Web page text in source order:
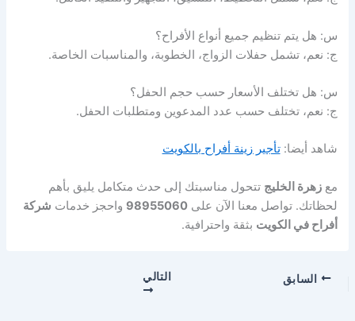
س: هل يتم تنظيم جميع أنواع الأفراح؟
ج: نعم، تشمل حفلات الزواج، الخطوبة، والمناسبات الخاصة.
س: هل تختلف الأسعار حسب حجم الحفل؟
ج: نعم، تختلف حسب عدد المدعوين ومتطلبات الحفل.
شاهد أيضا:تأجير زينة أفراح بالكويت
معزهرة الخليج تتحول مناسبتك إلى حدث متكامل يليق بأهم
لحظاتك. تواصل معنا الآن على98955060 واحجز خدمات شركة
أفراح في الكويت بثقة واحترافية.
السابق التالي